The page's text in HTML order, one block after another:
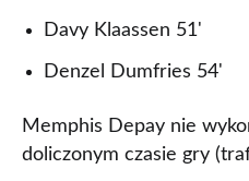
Davy Klaassen 51'
Denzel Dumfries 54'
Memphis Depay nie
doliczonym czasie gry